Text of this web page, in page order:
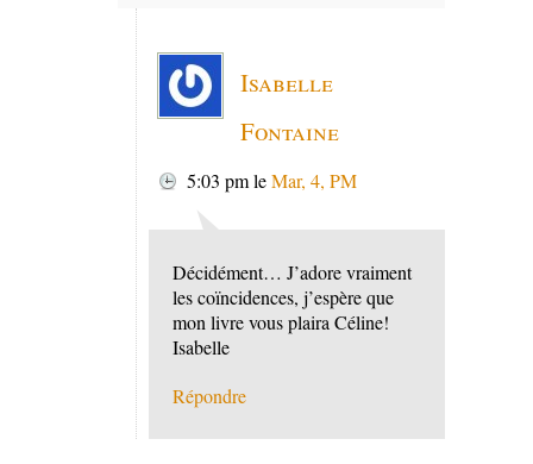
Isabelle
Fontaine
5:03 pmleMar, 4, PM
Décidément… J’adore vraiment
les coïncidences, j’espère que
mon livre vous plaira Céline!
Isabelle
Répondre